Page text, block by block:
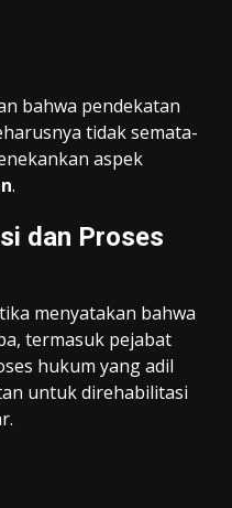
bahwa pendekatan
tidak semata-
aspek
.
dan Proses
menyatakan bahwa
termasuk pejabat
hukum yang adil
untuk direhabilitasi